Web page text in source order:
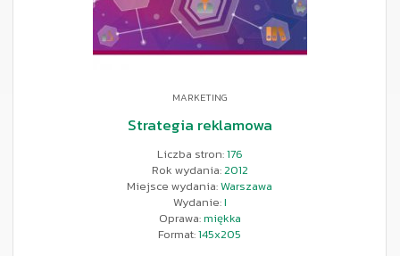
MARKETING
Strategia reklamowa
Liczba stron:176
Rok wydania:2012
Miejsce wydania:Warszawa
Wydanie:I
Oprawa:miękka
Format:145x205